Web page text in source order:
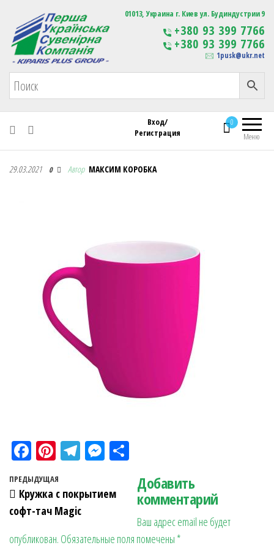
Первая Украинская Сувенирная Компания Изготовление
сувенирной продукции
с логотипом
01013, Украина г. Киев ул. Будиндустрии 9
+380 93 399 7766
+380 93 399 7766
1pusk@ukr.net
Меню
0
Вход/
Регистрация
Первая Украинская Сувенирная Компания
29.03.2021 0 Автор МАКСИМ КОРОБКА
Fa
ce
bo
ok
Pi
nt
er
es
t
Te
gr
a
M
se ра
в
ит
Навигация по записям
Предыдущая запись
ПРЕДЫДУЩАЯ
Кружка с покрытием
софт-тач Magic
Добавить
комментарий
Ваш адрес email не будет
опубликован. Обязательные поля помечены *